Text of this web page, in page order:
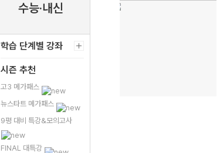
수능·내신
학습 단계별 강좌
시즌 추천
고3 메가패스
뉴스타트 메가패스
9평 대비 특강&모의고사
FINAL 대특강